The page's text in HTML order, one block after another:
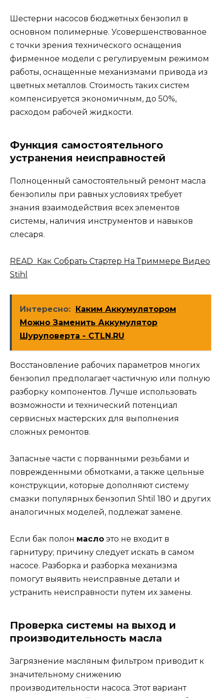
Шестерни насосов бюджетных бензопил в
основном полимерные. Усовершенствованное
с точки зрения технического оснащения
фирменное модели с регулируемым режимом
работы, оснащенные механизмами привода из
цветных металлов. Стоимость таких систем
компенсируется экономичным, до 50%,
расходом рабочей жидкости.
Функция самостоятельного
устранения неисправностей
Полноценный самостоятельный ремонт масла
бензопилы при равных условиях требует
знания взаимодействия всех элементов
системы, наличия инструментов и навыков
слесаря.
READ Как Собрать Стартер На Триммере Видео
Stihl
Интересно: Каким Аккумулятором
Можно Заменить Аккумулятор
Шуруповерта - CTLN.RU
Восстановление рабочих параметров многих
бензопил предполагает частичную или полную
разборку компонентов. Лучше использовать
возможности и технический потенциал
сервисных мастерских для выполнения
сложных ремонтов.
Запасные части с порванными резьбами и
поврежденными обмотками, а также цельные
конструкции, которые дополняют систему
смазки популярных бензопил Shtil 180 и других
аналогичных моделей, подлежат замене.
Если бак полон масло это не входит в
гарнитуру; причину следует искать в самом
насосе. Разборка и разборка механизма
помогут выявить неисправные детали и
устранить неисправности путем их замены.
Проверка системы на выход и
производительность масла
Загрязнение масляным фильтром приводит к
значительному снижению
производительности насоса. Этот вариант